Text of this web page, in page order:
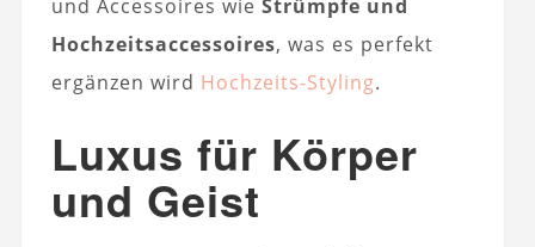
und Accessoires wie Strümpfe und
Hochzeitsaccessoires, was es perfekt
ergänzen wird Hochzeits-Styling.
Luxus für Körper
und Geist